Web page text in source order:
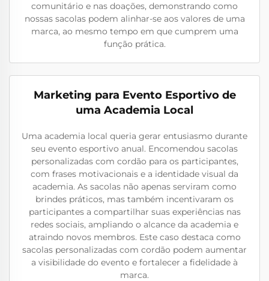
comunitário e nas doações, demonstrando como
nossas sacolas podem alinhar-se aos valores de uma
marca, ao mesmo tempo em que cumprem uma
função prática.
Marketing para Evento Esportivo de
uma Academia Local
Uma academia local queria gerar entusiasmo durante
seu evento esportivo anual. Encomendou sacolas
personalizadas com cordão para os participantes,
com frases motivacionais e a identidade visual da
academia. As sacolas não apenas serviram como
brindes práticos, mas também incentivaram os
participantes a compartilhar suas experiências nas
redes sociais, ampliando o alcance da academia e
atraindo novos membros. Este caso destaca como
sacolas personalizadas com cordão podem aumentar
a visibilidade do evento e fortalecer a fidelidade à
marca.